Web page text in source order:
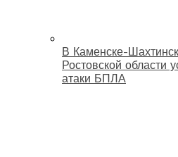
В Каменске-
Ростовской области
атаки БПЛА